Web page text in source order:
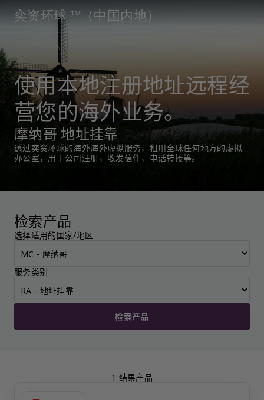
奕资环球 ™（中国内地）
使用本地注册地址远程经
营您的海外业务。
摩纳哥 地址挂靠
透过奕资环球的海外海外虚拟服务，租用全球任何地方的虚拟
办公室，用于公司注册，收发信件，电话转接等。
检索产品
选择适用的国家/地区
服务类别
检索产品
1 结果产品